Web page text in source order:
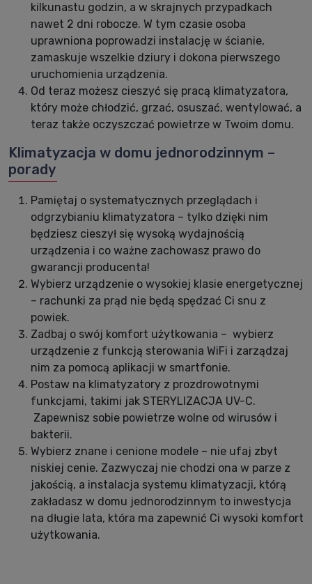
kilkunastu godzin, a w skrajnych przypadkach
nawet 2 dni robocze. W tym czasie osoba
uprawniona poprowadzi instalację w ścianie,
zamaskuje wszelkie dziury i dokona pierwszego
uruchomienia urządzenia.
Od teraz możesz cieszyć się pracą klimatyzatora,
który może chłodzić, grzać, osuszać, wentylować, a
teraz także oczyszczać powietrze w Twoim domu.
Klimatyzacja w domu jednorodzinnym –
porady
Pamiętaj o systematycznych przeglądach i
odgrzybianiu klimatyzatora – tylko dzięki nim
będziesz cieszył się wysoką wydajnością
urządzenia i co ważne zachowasz prawo do
gwarancji producenta!
Wybierz urządzenie o wysokiej klasie energetycznej
– rachunki za prąd nie będą spędzać Ci snu z
powiek.
Zadbaj o swój komfort użytkowania – wybierz
urządzenie z funkcją sterowania WiFi i zarządzaj
nim za pomocą aplikacji w smartfonie.
Postaw na klimatyzatory z prozdrowotnymi
funkcjami, takimi jak STERYLIZACJA UV-C.
Zapewnisz sobie powietrze wolne od wirusów i
bakterii.
Wybierz znane i cenione modele – nie ufaj zbyt
niskiej cenie. Zazwyczaj nie chodzi ona w parze z
jakością, a instalacja systemu klimatyzacji, którą
zakładasz w domu jednorodzinnym to inwestycja
na długie lata, która ma zapewnić Ci wysoki komfort
użytkowania.